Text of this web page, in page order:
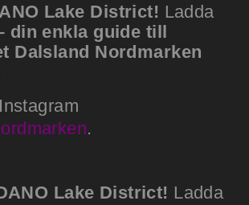
Lake District! Ladda
din enkla guide till
Dalsland Nordmarken
.
Lake District! Ladda